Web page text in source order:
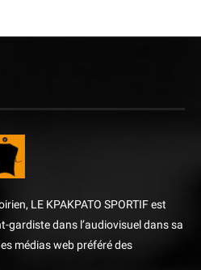
LE KPAKPATO SPORTIF est
gardiste dans l’audiovisuel dans sa
médias web préféré des